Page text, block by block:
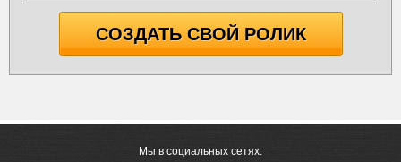
СОЗДАТЬ СВОЙ РОЛИК
Мы в социальных сетях: